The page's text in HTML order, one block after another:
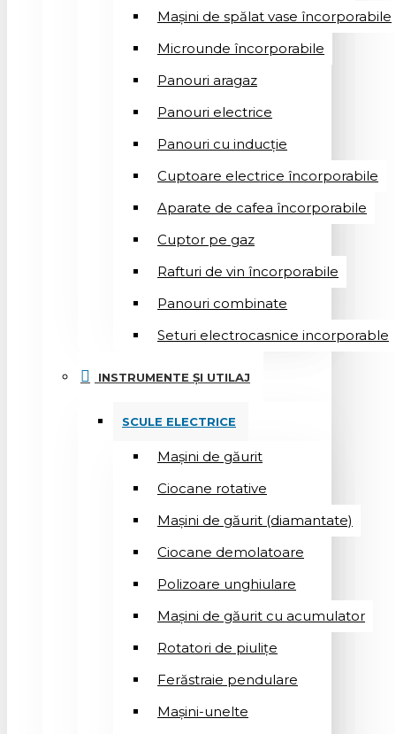
Mașini de spălat vase încorporabile
Microunde încorporabile
Panouri aragaz
Panouri electrice
Panouri cu inducție
Cuptoare electrice încorporabile
Aparate de cafea încorporabile
Cuptor pe gaz
Rafturi de vin încorporabile
Panouri combinate
Seturi electrocasnice incorporable
INSTRUMENTE ȘI UTILAJ
SCULE ELECTRICE
Mașini de găurit
Ciocane rotative
Mașini de găurit (diamantate)
Ciocane demolatoare
Polizoare unghiulare
Mașini de găurit cu acumulator
Rotatori de piuliţe
Ferăstraie pendulare
Mașini-unelte